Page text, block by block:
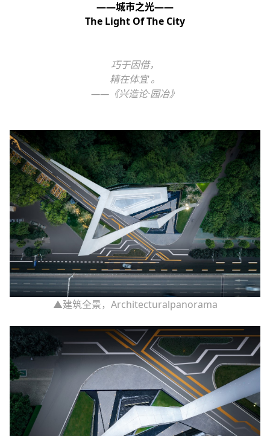
——城市之光——
The Light Of The City
巧于因借，
精在体宜 。
——《兴造论·园冶》
▲建筑全景，Architecturalpanorama